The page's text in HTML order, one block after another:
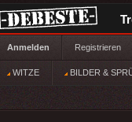
Anmelden Registrieren
WITZE BILDER &